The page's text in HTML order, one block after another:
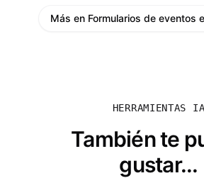
Más en Formularios de eventos
HERRAMIENTAS IA
También te
gustar...